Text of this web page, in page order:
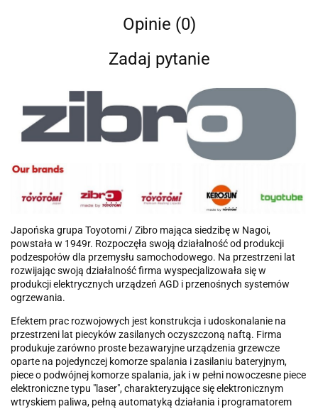
Opinie (0)
Zadaj pytanie
Japońska grupa Toyotomi / Zibro mająca siedzibę w Nagoi,
powstała w 1949r. Rozpoczęła swoją działalność od produkcji
podzespołów dla przemysłu samochodowego. Na przestrzeni lat
rozwijając swoją działalność firma wyspecjalizowała się w
produkcji elektrycznych urządzeń AGD i przenośnych systemów
ogrzewania.
Efektem prac rozwojowych jest konstrukcja i udoskonalanie na
przestrzeni lat piecyków zasilanych oczyszczoną naftą. Firma
produkuje zarówno proste bezawaryjne urządzenia grzewcze
oparte na pojedynczej komorze spalania i zasilaniu bateryjnym,
piece o podwójnej komorze spalania, jak i w pełni nowoczesne piece
elektroniczne typu "laser", charakteryzujące się elektronicznym
wtryskiem paliwa, pełną automatyką działania i programatorem